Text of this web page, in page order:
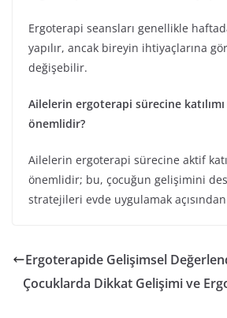
Ergoterapi seansları genellikle
yapılır, ancak bireyin ihtiyaçlarına
değişebilir.
Ailelerin ergoterapi sürecine
önemlidir?
Ailelerin ergoterapi sürecine aktif
önemlidir; bu, çocuğun gelişimini
stratejileri evde uygulamak
Ergoterapide Gelişimsel
Çocuklarda Dikkat Gelişimi ve